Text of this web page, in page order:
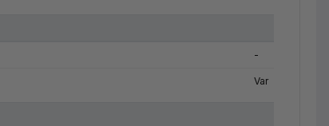
-
Var